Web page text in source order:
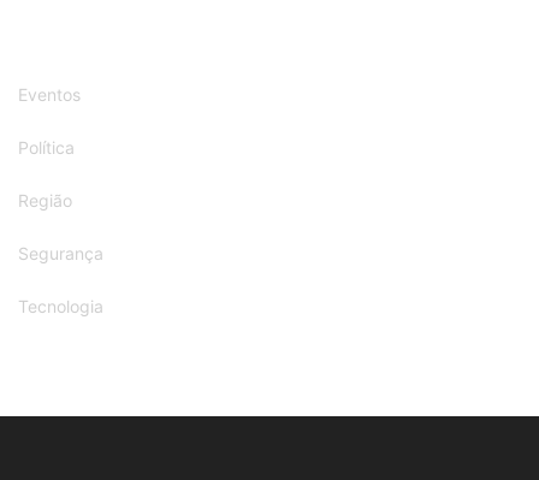
Eventos
Política
Região
Segurança
Tecnologia